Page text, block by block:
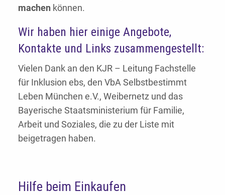
machen können.
Wir haben hier einige Angebote,
Kontakte und Links zusammengestellt:
Vielen Dank an den KJR – Leitung Fachstelle
für Inklusion ebs, den VbA Selbstbestimmt
Leben München e.V., Weibernetz und das
Bayerische Staatsministerium für Familie,
Arbeit und Soziales, die zu der Liste mit
beigetragen haben.
Hilfe beim Einkaufen